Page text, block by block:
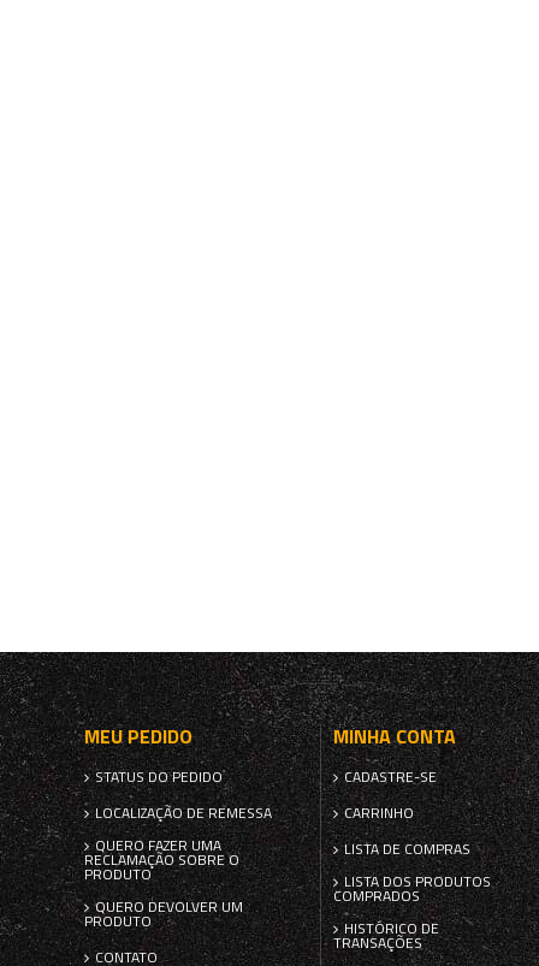
MEU PEDIDO
STATUS DO PEDIDO
LOCALIZAÇÃO DE REMESSA
QUERO FAZER UMA
RECLAMAÇÃO SOBRE O
PRODUTO
QUERO DEVOLVER UM
PRODUTO
CONTATO
MINHA CONTA
CADASTRE-SE
CARRINHO
LISTA DE COMPRAS
LISTA DOS PRODUTOS
COMPRADOS
HISTÓRICO DE
TRANSAÇÕES